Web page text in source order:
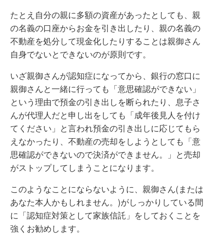
たとえ自分の親に多額の資産があったとしても、親
の名義の口座からお金を引き出したり、親の名義の
不動産を処分して現金化したりすることは親御さん
自身でないとできないのが原則です。
いざ親御さんが認知症になってから、銀行の窓口に
親御さんと一緒に行っても「意思確認ができない」
という理由で預金の引き出しを断られたり、息子さ
んが代理人だと申し出をしても「成年後見人を付け
てください」と言われ預金の引き出しに応じてもら
えなかったり、不動産の売却をしようとしても「意
思確認ができないので決済ができません。」と売却
がストップしてしまうことになります。
このようなことにならないように、親御さん(または
あなた本人かもしれません。)がしっかりしている間
に「認知症対策として家族信託」をしておくことを
強くお勧めします。